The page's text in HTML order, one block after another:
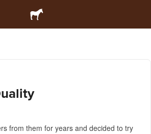
from them for years and decided to try